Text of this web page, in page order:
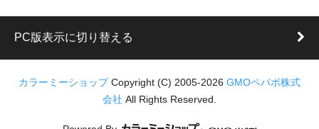
PC版表示に切り替える
カラーミーショップ Copyright (C) 2005-2026 GMOペパボ株式
会社 All Rights Reserved.